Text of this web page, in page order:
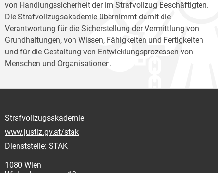
von Handlungssicherheit der im Strafvollzug Beschäftigten.
Die Strafvollzugsakademie übernimmt damit die
Verantwortung für die Sicherstellung der Vermittlung von
Grundhaltungen, von Wissen, Fähigkeiten und Fertigkeiten
und für die Gestaltung von Entwicklungsprozessen von
Menschen und Organisationen.
Strafvollzugsakademie
www.justiz.gv.at/stak
Dienststelle: STAK
1080 Wien